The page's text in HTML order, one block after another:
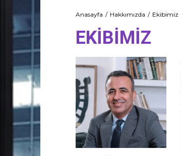
You are here:
Anasayfa Hakkımızda Ekibimiz
EKIBIMIZ